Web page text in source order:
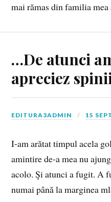
mai rămas din familia mea
…De atunci
apreciez
EDITURA3ADMIN 15
I-am arătat timpul acela
amintire de-a mea nu
acolo. Şi atunci a fugit. A
numai până la marginea